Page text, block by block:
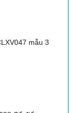
mẫu 3